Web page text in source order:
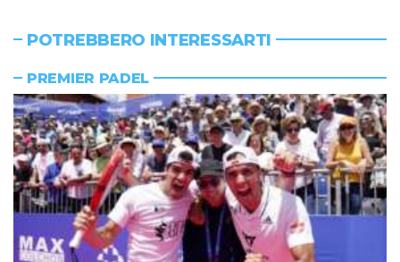
POTREBBERO INTERESSARTI
PREMIER PADEL